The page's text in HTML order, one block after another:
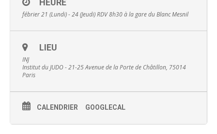
HEURE
fébrier 21 (Lundi) - 24 (Jeudi)RDV 8h30 à la gare du Blanc Mesnil
LIEU
INJ
Institut du JUDO - 21-25 Avenue de la Porte de Châtillon, 75014
Paris
CALENDRIER GOOGLECAL